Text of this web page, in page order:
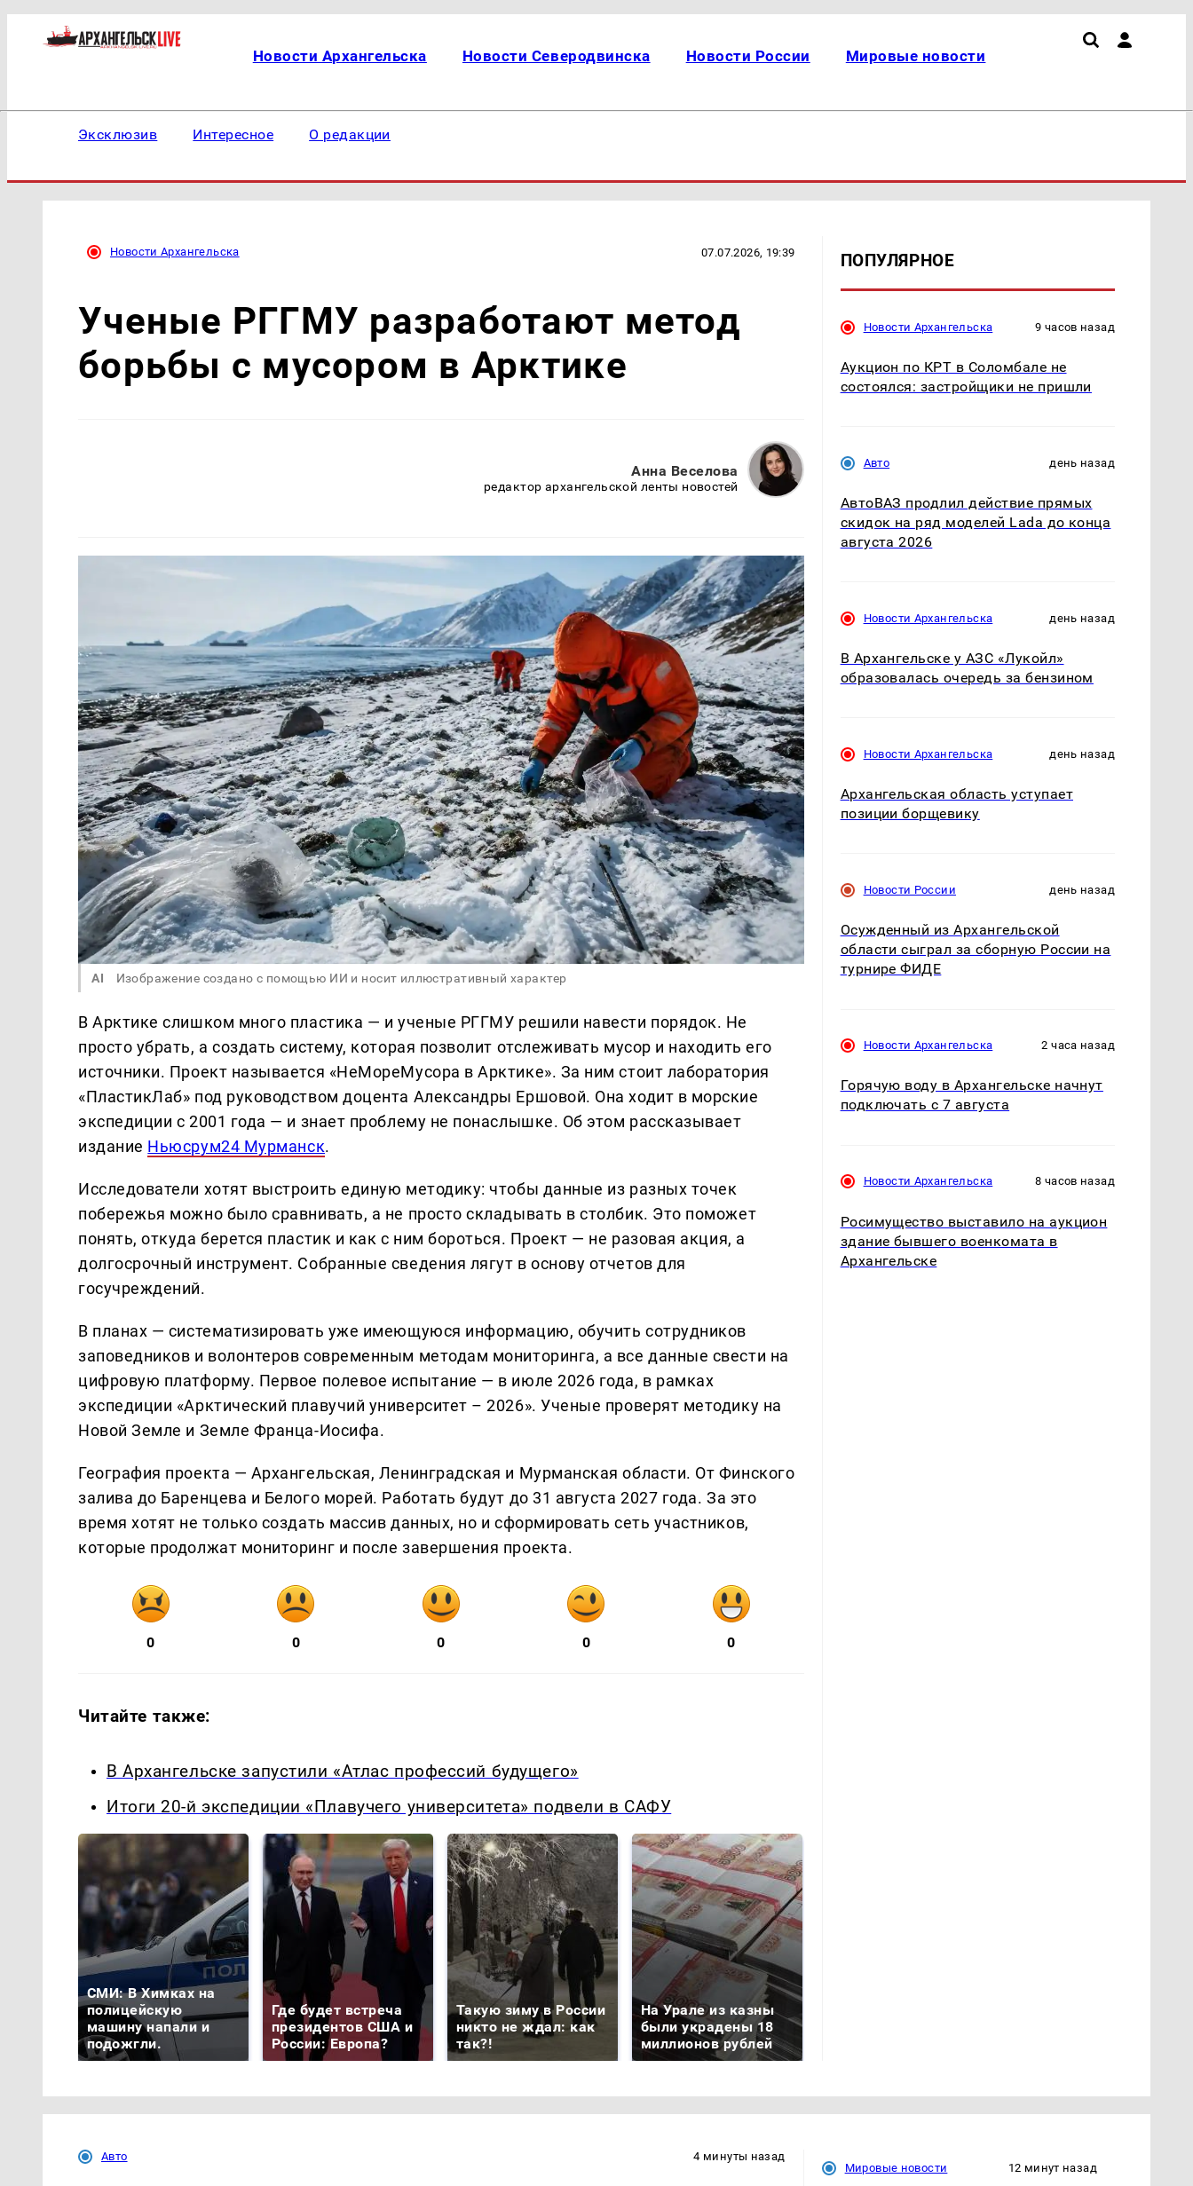
Новости Архангельска Новости Северодвинска Новости России Мировые новости
Эксклюзив Интересное О редакции
Новости Архангельска 07.07.2026, 19:39
Ученые РГГМУ разработают метод
борьбы с мусором в Арктике
Анна Веселова
редактор архангельской ленты новостей
AI Изображение создано с помощью ИИ и носит иллюстративный характер
В Арктике слишком много пластика — и ученые РГГМУ решили навести порядок. Не
просто убрать, а создать систему, которая позволит отслеживать мусор и находить его
источники. Проект называется «НеМореМусора в Арктике». За ним стоит лаборатория
«ПластикЛаб» под руководством доцента Александры Ершовой. Она ходит в морские
экспедиции с 2001 года — и знает проблему не понаслышке. Об этом рассказывает
издание Ньюсрум24 Мурманск.
Исследователи хотят выстроить единую методику: чтобы данные из разных точек
побережья можно было сравнивать, а не просто складывать в столбик. Это поможет
понять, откуда берется пластик и как с ним бороться. Проект — не разовая акция, а
долгосрочный инструмент. Собранные сведения лягут в основу отчетов для
госучреждений.
В планах — систематизировать уже имеющуюся информацию, обучить сотрудников
заповедников и волонтеров современным методам мониторинга, а все данные свести на
цифровую платформу. Первое полевое испытание — в июле 2026 года, в рамках
экспедиции «Арктический плавучий университет – 2026». Ученые проверят методику на
Новой Земле и Земле Франца-Иосифа.
География проекта — Архангельская, Ленинградская и Мурманская области. От Финского
залива до Баренцева и Белого морей. Работать будут до 31 августа 2027 года. За это
время хотят не только создать массив данных, но и сформировать сеть участников,
которые продолжат мониторинг и после завершения проекта.
0 0 0 0 0
Читайте также:
В Архангельске запустили «Атлас профессий будущего»
Итоги 20-й экспедиции «Плавучего университета» подвели в САФУ
СМИ: В Химках на
полицейскую
машину напали и
подожгли.
Где будет встреча
президентов США и
России: Европа?
Такую зиму в России
никто не ждал: как
так?!
На Урале из казны
были украдены 18
миллионов рублей
ПОПУЛЯРНОЕ
Новости Архангельска 9 часов назад
Аукцион по КРТ в Соломбале не
состоялся: застройщики не пришли
Авто день назад
АвтоВАЗ продлил действие прямых
скидок на ряд моделей Lada до конца
августа 2026
Новости Архангельска день назад
В Архангельске у АЗС «Лукойл»
образовалась очередь за бензином
Новости Архангельска день назад
Архангельская область уступает
позиции борщевику
Новости России день назад
Осужденный из Архангельской
области сыграл за сборную России на
турнире ФИДЕ
Новости Архангельска 2 часа назад
Горячую воду в Архангельске начнут
подключать с 7 августа
Новости Архангельска 8 часов назад
Росимущество выставило на аукцион
здание бывшего военкомата в
Архангельске
Авто 4 минуты назад
Мировые новости 12 минут назад